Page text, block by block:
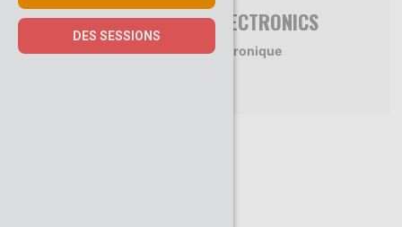
DES SESSIONS
STMICROELECTRONICS
Electronique